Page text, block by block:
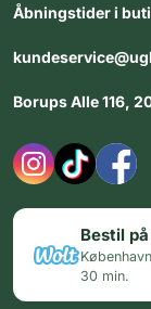
Åbningstider i
Borups Alle 116,
Bestil
30 min.